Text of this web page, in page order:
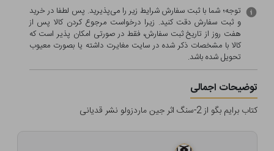
توجه؛ شما با ثبت سفارش شرایط زیر را می‌پذیرید. پس لطفا در خرید
و ثبت سفارش دقت کنید. زیرا درخواست مرجوع کردن کالا پس از
هفت روز از تاریخ ثبت سفارش، فقط در صورتی امکان پذیر است که
کالا با مشخصات ذکر شده در سایت مغایرت داشته یا بصورت معيوب
تحویل شده باشد.
توضیحات اجمالی
کتاب برایم بگو از 2-سنگ اثر جین ماردزولو نشر قدیانی